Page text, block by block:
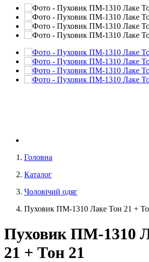
Головна
Каталог
Чоловічий одяг
Пуховик ПМ-1310 Лаке Тон 21 +
Пуховик ПМ-1310
21 + Тон 21